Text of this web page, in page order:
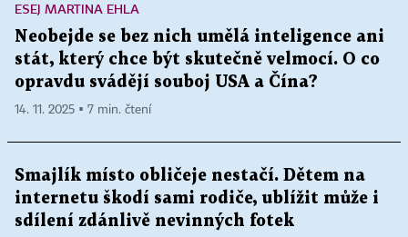
ESEJ MARTINA EHLA
Neobejde se bez nich umělá inteligence ani
stát, který chce být skutečně velmocí. O co
opravdu svádějí souboj USA a Čína?
14. 11. 2025 ▪ 7 min. čtení
Smajlík místo obličeje nestačí. Dětem na
internetu škodí sami rodiče, ublížit může i
sdílení zdánlivě nevinných fotek